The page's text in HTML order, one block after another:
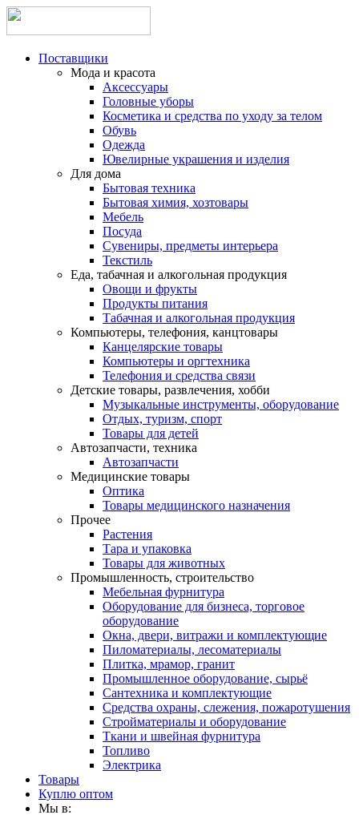
Поставщики
Мода и красота
Аксессуары
Головные уборы
Косметика и средства по уходу за телом
Обувь
Одежда
Ювелирные украшения и изделия
Для дома
Бытовая техника
Бытовая химия, хозтовары
Мебель
Посуда
Сувениры, предметы интерьера
Текстиль
Еда, табачная и алкогольная продукция
Овощи и фрукты
Продукты питания
Табачная и алкогольная продукция
Компьютеры, телефония, канцтовары
Канцелярские товары
Компьютеры и оргтехника
Телефония и средства связи
Детские товары, развлечения, хобби
Музыкальные инструменты, оборудование
Отдых, туризм, спорт
Товары для детей
Автозапчасти, техника
Автозапчасти
Медицинские товары
Оптика
Товары медицинского назначения
Прочее
Растения
Тара и упаковка
Товары для животных
Промышленность, строительство
Мебельная фурнитура
Оборудование для бизнеса, торговое
оборудование
Окна, двери, витражи и комплектующие
Пиломатериалы, лесоматериалы
Плитка, мрамор, гранит
Промышленное оборудование, сырьё
Сантехника и комплектующие
Средства охраны, слежения, пожаротушения
Стройматериалы и оборудование
Ткани и швейная фурнитура
Топливо
Электрика
Товары
Куплю оптом
Мы в: